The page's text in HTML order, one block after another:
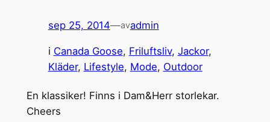
sep 25, 2014—avadmin
i Canada Goose, Friluftsliv, Jackor
Kläder, Lifestyle, Mode, Outdoor
En klassiker! Finns i Dam&Herr storlekar.
Cheers